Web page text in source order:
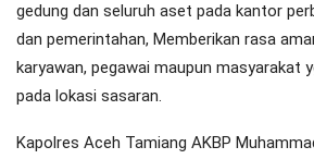
gedung dan seluruh aset pada kantor
dan pemerintahan, Memberikan rasa
karyawan, pegawai maupun masyarakat
pada lokasi sasaran.
Kapolres Aceh Tamiang AKBP